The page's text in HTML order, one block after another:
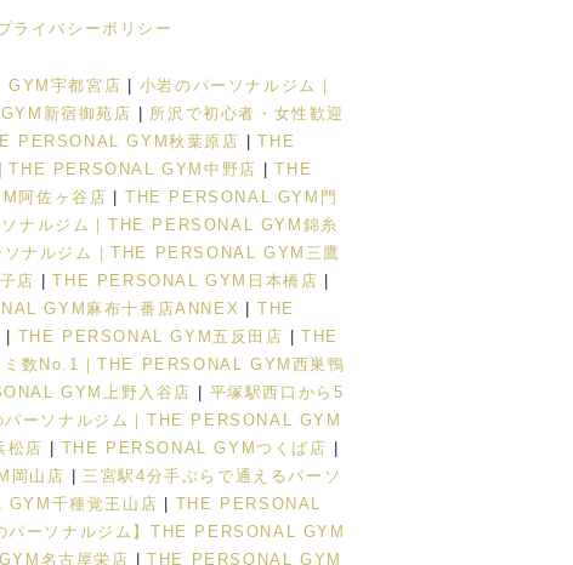
ライバシーポリシー
宇都宮店 | 小岩のパーソナルジム｜
新宿御苑店 | 所沢で初心者・女性歓迎
PERSONAL GYM秋葉原店 | THE
| THE PERSONAL GYM中野店 | THE
阿佐ヶ谷店 | THE PERSONAL GYM門
ナルジム｜THE PERSONAL GYM錦糸
ソナルジム｜THE PERSONAL GYM三鷹
店 | THE PERSONAL GYM日本橋店 |
GYM麻布十番店ANNEX | THE
| THE PERSONAL GYM五反田店 | THE
ミ数No.1｜THE PERSONAL GYM西巣鴨
GYM上野入谷店 | 平塚駅西口から5
パーソナルジム｜THE PERSONAL GYM
松店 | THE PERSONAL GYMつくば店 |
岡山店 | 三宮駅4分手ぶらで通えるパーソ
GYM千種覚王山店 | THE PERSONAL
パーソナルジム】THE PERSONAL GYM
名古屋栄店 | THE PERSONAL GYM